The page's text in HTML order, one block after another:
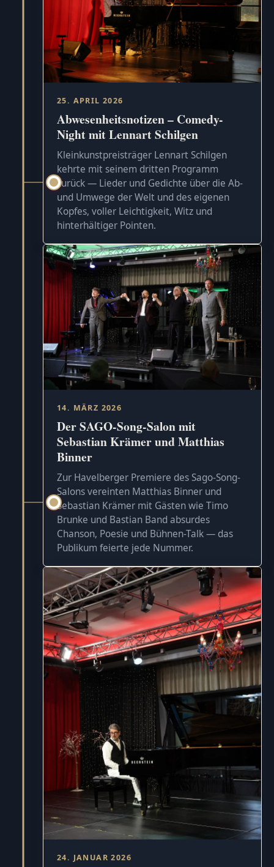
25. APRIL 2026
Abwesenheitsnotizen – Comedy-
Night mit Lennart Schilgen
Kleinkunstpreisträger Lennart Schilgen
kehrte mit seinem dritten Programm
zurück — Lieder und Gedichte über die Ab-
und Umwege der Welt und des eigenen
Kopfes, voller Leichtigkeit, Witz und
hinterhältiger Pointen.
14. MÄRZ 2026
Der SAGO-Song-Salon mit
Sebastian Krämer und Matthias
Binner
Zur Havelberger Premiere des Sago-Song-
Salons vereinten Matthias Binner und
Sebastian Krämer mit Gästen wie Timo
Brunke und Bastian Band absurdes
Chanson, Poesie und Bühnen-Talk — das
Publikum feierte jede Nummer.
24. JANUAR 2026